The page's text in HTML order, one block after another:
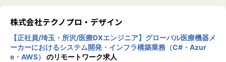
程プロジェクトの増加といった世の中で技術
者集団として価値提供を行うために、エンジ
ニアが生涯活躍できる環境を考え事業運営を
行っています。
株式会社テクノプロ・デザイン
【正社員/埼玉・所沢/医療DXエンジニア】グローバル医療機器メ
ーカーにおけるシステム開発・インフラ構築業務（C#・Azur
e・AWS）
のリモートワーク求人